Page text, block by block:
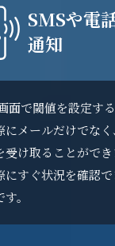
SMSや電
通知
面で閾値を設定す
にメールだけでな
受け取ることがで
にすぐ状況を確認
。